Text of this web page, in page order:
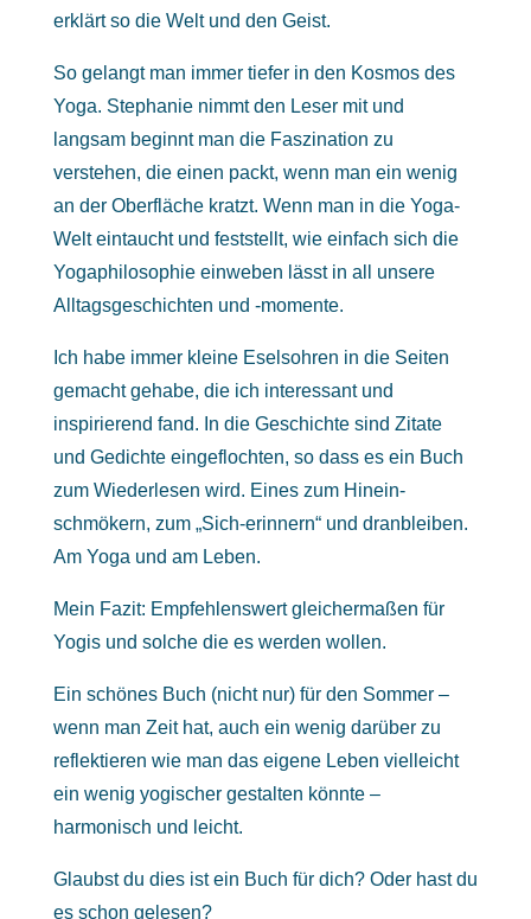
erklärt so die Welt und den Geist.
So gelangt man immer tiefer in den Kosmos des
Yoga. Stephanie nimmt den Leser mit und
langsam beginnt man die Faszination zu
verstehen, die einen packt, wenn man ein wenig
an der Oberfläche kratzt. Wenn man in die Yoga-
Welt eintaucht und feststellt, wie einfach sich die
Yogaphilosophie einweben lässt in all unsere
Alltagsgeschichten und -momente.
Ich habe immer kleine Eselsohren in die Seiten
gemacht gehabe, die ich interessant und
inspirierend fand. In die Geschichte sind Zitate
und Gedichte eingeflochten, so dass es ein Buch
zum Wiederlesen wird. Eines zum Hinein-
schmökern, zum „Sich-erinnern“ und dranbleiben.
Am Yoga und am Leben.
Mein Fazit: Empfehlenswert gleichermaßen für
Yogis und solche die es werden wollen.
Ein schönes Buch (nicht nur) für den Sommer –
wenn man Zeit hat, auch ein wenig darüber zu
reflektieren wie man das eigene Leben vielleicht
ein wenig yogischer gestalten könnte –
harmonisch und leicht.
Glaubst du dies ist ein Buch für dich? Oder hast du
es schon gelesen?